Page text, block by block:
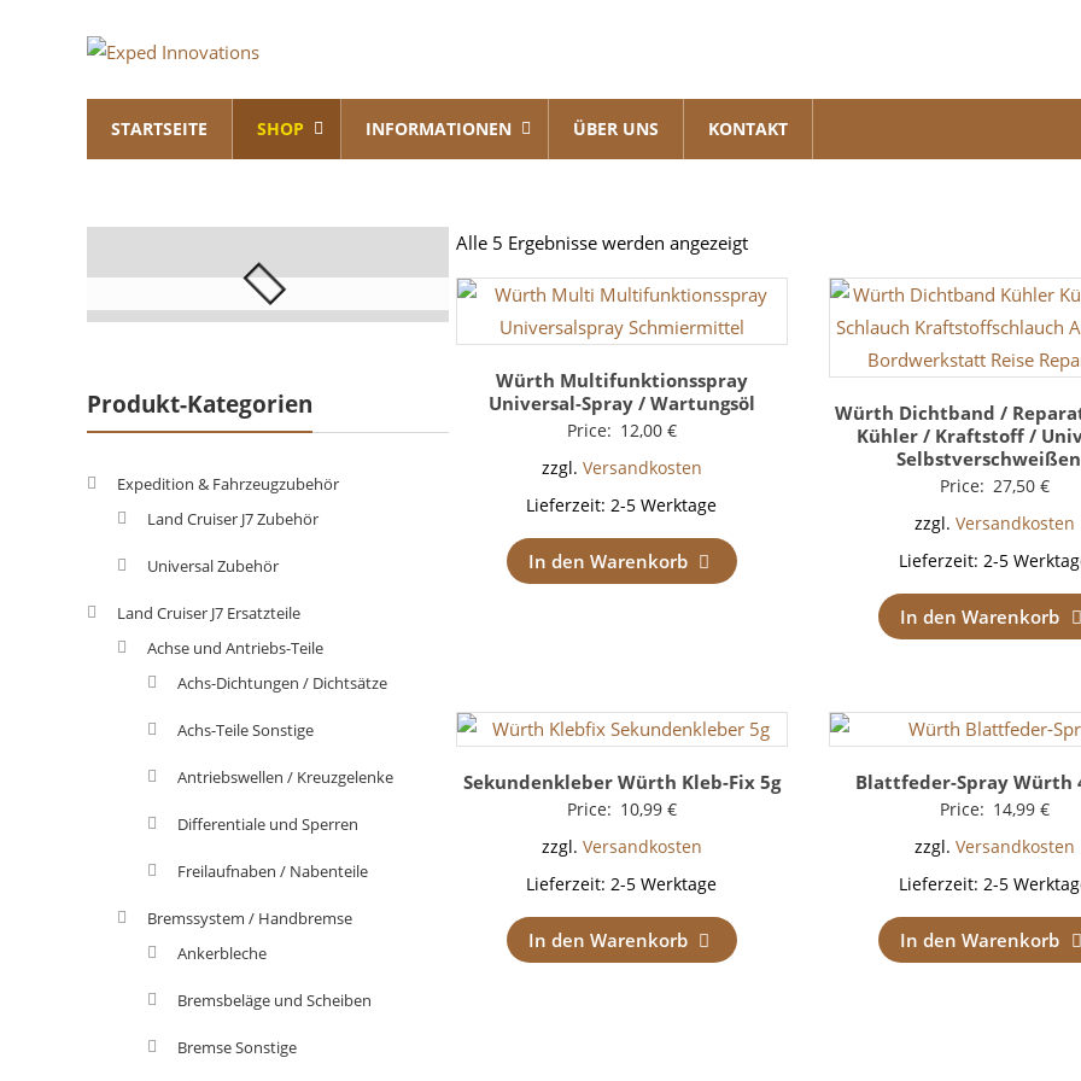
Exped
Innovations
Solutions
for
Overland
STARTSEITE SHOP INFORMATIONEN ÜBER UNS KONTAKT
Alle 5 Ergebnisse werden angezeigtNach
Beliebtheit
sortiert
Würth Multifunktionsspray
Universal-Spray / Wartungsöl
Price: 12,00 €
zzgl. Versandkosten
Lieferzeit:2-5 Werktage
In den Warenkorb
Würth Dichtband /
Kühler / Kraftstoff /
Price: 27,50 €
zzgl. Versandkosten
Lieferzeit:2-5
In den Warenkorb
Sekundenkleber Würth Kleb-Fix 5g
Price: 10,99 €
zzgl. Versandkosten
Lieferzeit:2-5 Werktage
In den Warenkorb
Blattfeder-Spray Würth
Price: 14,99 €
zzgl. Versandkosten
Lieferzeit:2-5
In den Warenkorb
Produkt-Kategorien
Expedition & Fahrzeugzubehör
Land Cruiser J7 Zubehör
Universal Zubehör
Land Cruiser J7 Ersatzteile
Achse und Antriebs-Teile
Achs-Dichtungen / Dichtsätze
Achs-Teile Sonstige
Antriebswellen / Kreuzgelenke
Differentiale und Sperren
Freilaufnaben / Nabenteile
Bremssystem / Handbremse
Ankerbleche
Bremsbeläge und Scheiben
Bremse Sonstige